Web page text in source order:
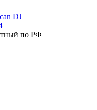
по РФ